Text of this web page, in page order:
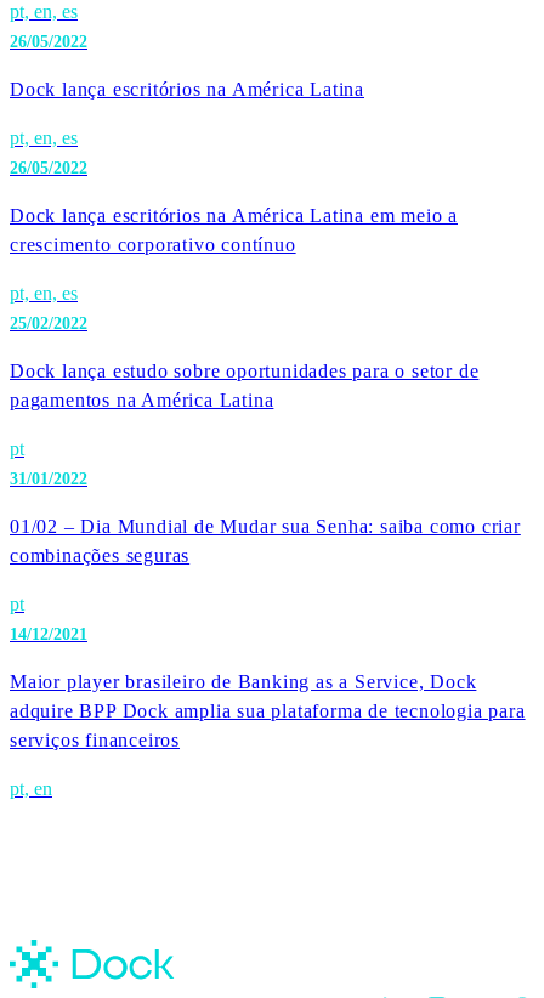
pt, en, es
26/05/2022
Dock lança escritórios na América Latina
pt, en, es
26/05/2022
Dock lança escritórios na América Latina em meio a
crescimento corporativo contínuo
pt, en, es
25/02/2022
Dock lança estudo sobre oportunidades para o setor de
pagamentos na América Latina
pt
31/01/2022
01/02 – Dia Mundial de Mudar sua Senha: saiba como criar
combinações seguras
pt
14/12/2021
Maior player brasileiro de Banking as a Service, Dock
adquire BPP Dock amplia sua plataforma de tecnologia para
serviços financeiros
pt, en